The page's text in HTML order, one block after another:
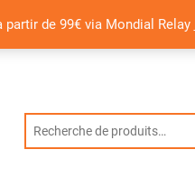
de 99€ via Mondial Relay